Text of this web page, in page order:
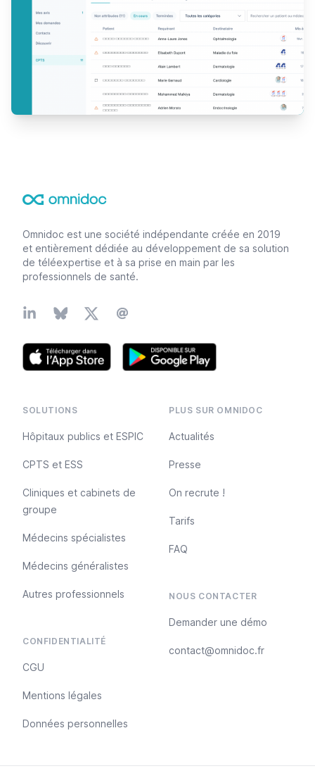
Footer
Omnidoc est une société indépendante créée en 2019
et entièrement dédiée au développement de sa solution
de téléexpertise et à sa prise en main par les
professionnels de santé.
LinkedinBluesky
X Email
SOLUTIONS
Hôpitaux publics et ESPIC
CPTS et ESS
Cliniques et cabinets de
groupe
Médecins spécialistes
Médecins généralistes
Autres professionnels
CONFIDENTIALITÉ
CGU
Mentions légales
Données personnelles
PLUS SUR OMNIDOC
Actualités
Presse
On recrute !
Tarifs
FAQ
NOUS CONTACTER
Demander une démo
contact@omnidoc.fr